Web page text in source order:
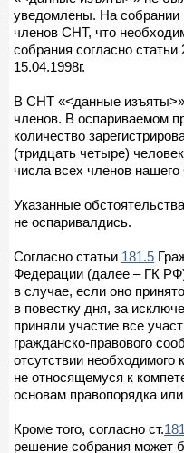
уведомлены. На собрании
членов СНТ, что
собрания согласно
15.04.1998г.
В СНТ «<данные изъяты>»
членов. В оспариваемом
количество
(тридцать четыре)
числа всех членов
Указанные
не оспаривалдись.
Согласно статьи 181.5
Федерации (далее – ГК
в случае, если оно
в повестку дня, за
приняли участие все
гражданско-правового
отсутствии необходимого
не относящемуся к
основам правопорядка
Кроме того, согласно ст.
решение собрания может